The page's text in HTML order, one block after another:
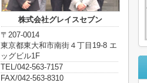
株式会社グレイスセブン
〒207-0014
東京都東大和市南街４丁目19-8 エ
ッグビル1F
TEL/042-563-7157
FAX/042-563-8310